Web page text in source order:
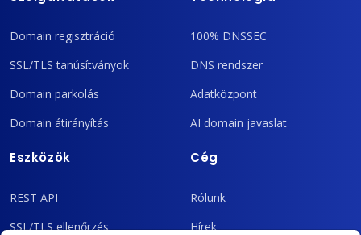
Domain regisztráció
SSL/TLS tanúsítványok
Domain parkolás
Domain átirányítás
100% DNSSEC
DNS rendszer
Adatközpont
AI domain javaslat
Eszközök
REST API
SSL/TLS ellenőrzés
Cég
Rólunk
Hírek